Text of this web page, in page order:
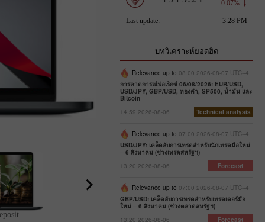
amount of money and
campaign with a $50,000 prize
size of the prize pool changes
The winner can make his Grand
receive one the the five luxury
prize!
become the winners of the weekly
contest with a prize pool of 1,500
prize pool of 6,000 USD. Those
the biggest deposit to their
are awarded the prize.
has a total prize pool of 3,000
with the highest rating
accounts win the contest.
of 1,500 USD, offering great
trading on a MetaTrader demo
and a final stage held
The total prize pool is 55,000 USD.
Grand Choice from InstaForex
บทวิเคราะห์ยอดฮิต
Relevance up to 08:00 2026-08-07 UTC--4
การคาดการณ์ฟอเร็กซ์ 06/08/2026: EUR/USD,
USD/JPY, GBP/USD, ทองคำ, SP500, น้ำมัน และ
Bitcoin
14:59 2026-08-06
Technical analysis
Relevance up to 07:00 2026-08-07 UTC--4
USD/JPY: เคล็ดลับการเทรดสำหรับนักเทรดมือใหม่
– 6 สิงหาคม (ช่วงเทรดสหรัฐฯ)
13:20 2026-08-06
Forecast
Relevance up to 07:00 2026-08-07 UTC--4
GBP/USD: เคล็ดลับการเทรดสำหรับเทรดเดอร์มือ
ใหม่ – 6 สิงหาคม (ช่วงตลาดสหรัฐฯ)
13:20 2026-08-06
Forecast